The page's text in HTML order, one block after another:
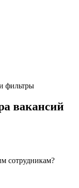
фильтры
вакансий
сотрудникам?